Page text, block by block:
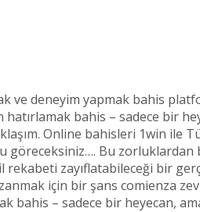
ve deneyim yapmak bahis
bahis – sadece bir
Online bahisleri 1win ile
göreceksiniz…. Bu zorluklardan
zayıflatabileceği bir
için bir şans comienza
bahis – sadece bir heyecan,